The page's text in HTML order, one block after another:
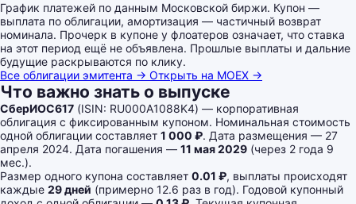
График платежей по данным Московской биржи. Купон —
выплата по облигации, амортизация — частичный возврат
номинала. Прочерк в купоне у флоатеров означает, что ставка
на этот период ещё не объявлена. Прошлые выплаты и дальние
будущие раскрываются по клику.
Все облигации эмитента → Открыть на MOEX →
Что важно знать о выпуске
СберИОС617 (ISIN: RU000A1088K4) — корпоративная
облигация с фиксированным купоном. Номинальная стоимость
одной облигации составляет 1 000 ₽. Дата размещения — 27
апреля 2024. Дата погашения — 11 мая 2029 (через 2 года 9
мес.).
Размер одного купона составляет 0.01 ₽, выплаты происходят
каждые 29 дней (примерно 12.6 раз в год). Годовой купонный